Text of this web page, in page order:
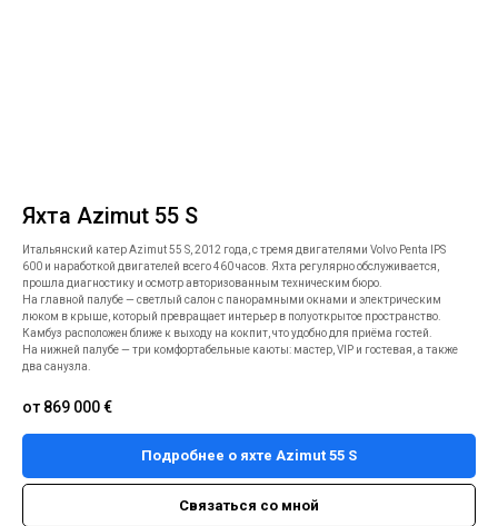
Яхта Azimut 55 S
Итальянский катер Azimut 55 S, 2012 года, с тремя двигателями Volvo Penta IPS
600 и наработкой двигателей всего 460 часов. Яхта регулярно обслуживается,
прошла диагностику и осмотр авторизованным техническим бюро.
На главной палубе — светлый салон с панорамными окнами и электрическим
люком в крыше, который превращает интерьер в полуоткрытое пространство.
Камбуз расположен ближе к выходу на кокпит, что удобно для приёма гостей.
На нижней палубе — три комфортабельные каюты: мастер, VIP и гостевая, а также
два санузла.
от 869 000€
Подробнее о яхте Azimut 55 S
Связаться со мной